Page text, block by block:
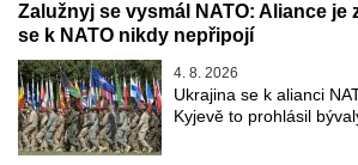
Zalužnyj se vysmál NATO: Aliance je
se k NATO nikdy nepřipojí
4. 8. 2026
Ukrajina se k alianci
Kyjevě to prohlásil